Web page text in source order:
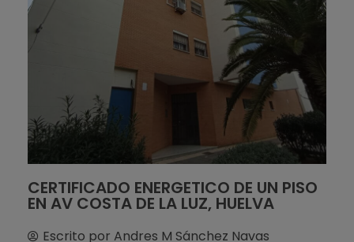
CERTIFICADO ENERGETICO DE UN PISO
EN AV COSTA DE LA LUZ, HUELVA
Escrito por Andres M Sánchez Navas